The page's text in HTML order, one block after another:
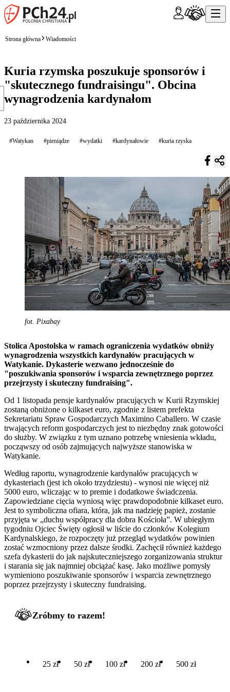
Strona główna Wiadomości
Kuria rzymska poszukuje sponsorów i
"skutecznego fundraisingu". Obcina
wynagrodzenia kardynałom
23 października 2024
#Watykan #pieniądze #wydatki #kardynałowie #kuria rzyska
fot. Pixabay
Stolica Apostolska w ramach ograniczenia wydatków obniży
wynagrodzenia wszystkich kardynałów pracujących w
Watykanie. Dykasterie wezwano jednocześnie do
"poszukiwania sponsorów i wsparcia zewnętrznego poprzez
przejrzysty i skuteczny fundraising".
Od 1 listopada pensje kardynałów pracujących w Kurii Rzymskiej
zostaną obniżone o kilkaset euro, zgodnie z listem prefekta
Sekretariatu Spraw Gospodarczych Maximino Caballero. W czasie
trwających reform gospodarczych jest to niezbędny znak gotowości
do służby. W związku z tym uznano potrzebę wniesienia wkładu,
począwszy od osób zajmujących najwyższe stanowiska w
Watykanie.
Według raportu, wynagrodzenie kardynałów pracujących w
dykasteriach (jest ich około trzydziestu) - wynosi nie więcej niż
5000 euro, wliczając w to premie i dodatkowe świadczenia.
Zapowiedziane cięcia wyniosą więc prawdopodobnie kilkaset euro.
Jest to symboliczna ofiara, która, jak ma nadzieję papież, zostanie
przyjęta w „duchu współpracy dla dobra Kościoła”. W ubiegłym
tygodniu Ojciec Święty ogłosił w liście do członków Kolegium
Kardynalskiego, że rozpoczęty już przegląd wydatków powinien
zostać wzmocniony przez dalsze środki. Zachęcił również każdego
szefa dykasterii do jak najskuteczniejszego zorganizowania struktur
i starania się jak najmniej obciążać kasę. Jako możliwe pomysły
wymieniono poszukiwanie sponsorów i wsparcia zewnętrznego
poprzez przejrzysty i skuteczny fundraising.
Zróbmy to razem!
25 zł 50 zł 100 zł 200 zł 500 zł